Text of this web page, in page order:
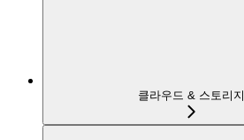
클라우드 & 스토리지